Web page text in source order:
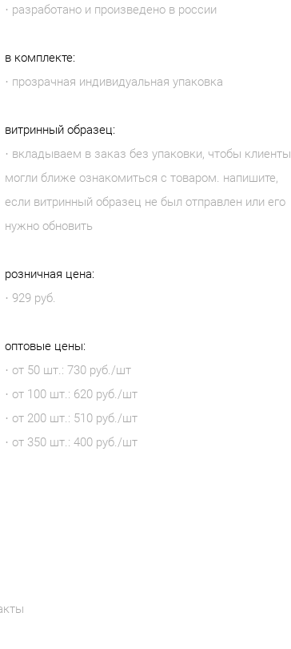
· разработано и произведено в россии
в комплекте:
· прозрачная индивидуальная упаковка
витринный образец:
· вкладываем в заказ без упаковки, чтобы клиенты
могли ближе ознакомиться с товаром. напишите,
если витринный образец не был отправлен или его
нужно обновить
розничная цена:
· 929 руб.
оптовые цены:
· от 50 шт.: 730 руб./шт
· от 100 шт.: 620 руб./шт
· от 200 шт.: 510 руб./шт
· от 350 шт.: 400 руб./шт